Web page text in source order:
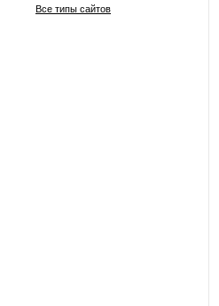
Все типы сайтов